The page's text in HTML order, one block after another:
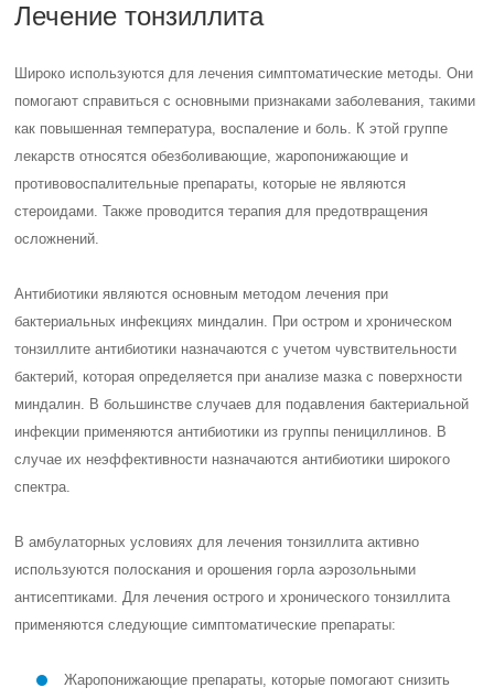
Лечение тонзиллита
Широко используются для лечения симптоматические методы. Они
помогают справиться с основными признаками заболевания, такими
как повышенная температура, воспаление и боль. К этой группе
лекарств относятся обезболивающие, жаропонижающие и
противовоспалительные препараты, которые не являются
стероидами. Также проводится терапия для предотвращения
осложнений.
Антибиотики являются основным методом лечения при
бактериальных инфекциях миндалин. При остром и хроническом
тонзиллите антибиотики назначаются с учетом чувствительности
бактерий, которая определяется при анализе мазка с поверхности
миндалин. В большинстве случаев для подавления бактериальной
инфекции применяются антибиотики из группы пенициллинов. В
случае их неэффективности назначаются антибиотики широкого
спектра.
В амбулаторных условиях для лечения тонзиллита активно
используются полоскания и орошения горла аэрозольными
антисептиками. Для лечения острого и хронического тонзиллита
применяются следующие симптоматические препараты:
Жаропонижающие препараты, которые помогают снизить